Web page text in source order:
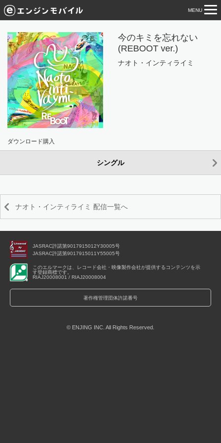
MENU
今のキミを忘れない
(REBOOT ver.)
ナオト・インティライミ
ダウンロード購入
シングル
ナオト・インティライミ 配信一覧へ
JASRAC許諾第9017915012Y30005号
JASRAC許諾第9017915011Y55005号
このエルマークは、レコード会社・映像製作会社が提供するコンテンツを示
す登録商標です。
RIAJ20008001 / RIAJ20008004
著作権管理団体許諾番号
© ENJING INC. All Rights Reserved.